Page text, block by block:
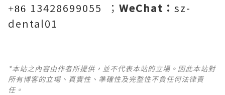
+86 13428699055 ； WeChat： sz-
dental01
*本站之內容由作者所提供，並不代表本站的立場。因此本站對
所有博客的立場、真實性、準確性及完整性不負任何法律責
任。